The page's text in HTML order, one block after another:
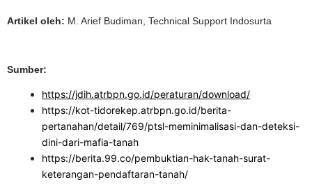
Artikel oleh: M. Arief Budiman, Technical Support Indosurta
Sumber:
https://jdih.atrbpn.go.id/peraturan/download/
https://kot-tidorekep.atrbpn.go.id/berita-
pertanahan/detail/769/ptsl-meminimalisasi-dan-deteksi-
dini-dari-mafia-tanah
https://berita.99.co/pembuktian-hak-tanah-surat-
keterangan-pendaftaran-tanah/